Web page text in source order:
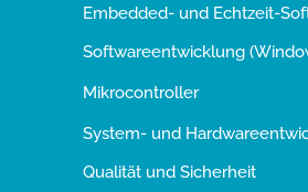
Embedded- und Echtzeit-
Softwareentwicklung
Mikrocontroller
System- und
Qualität und Sicherheit